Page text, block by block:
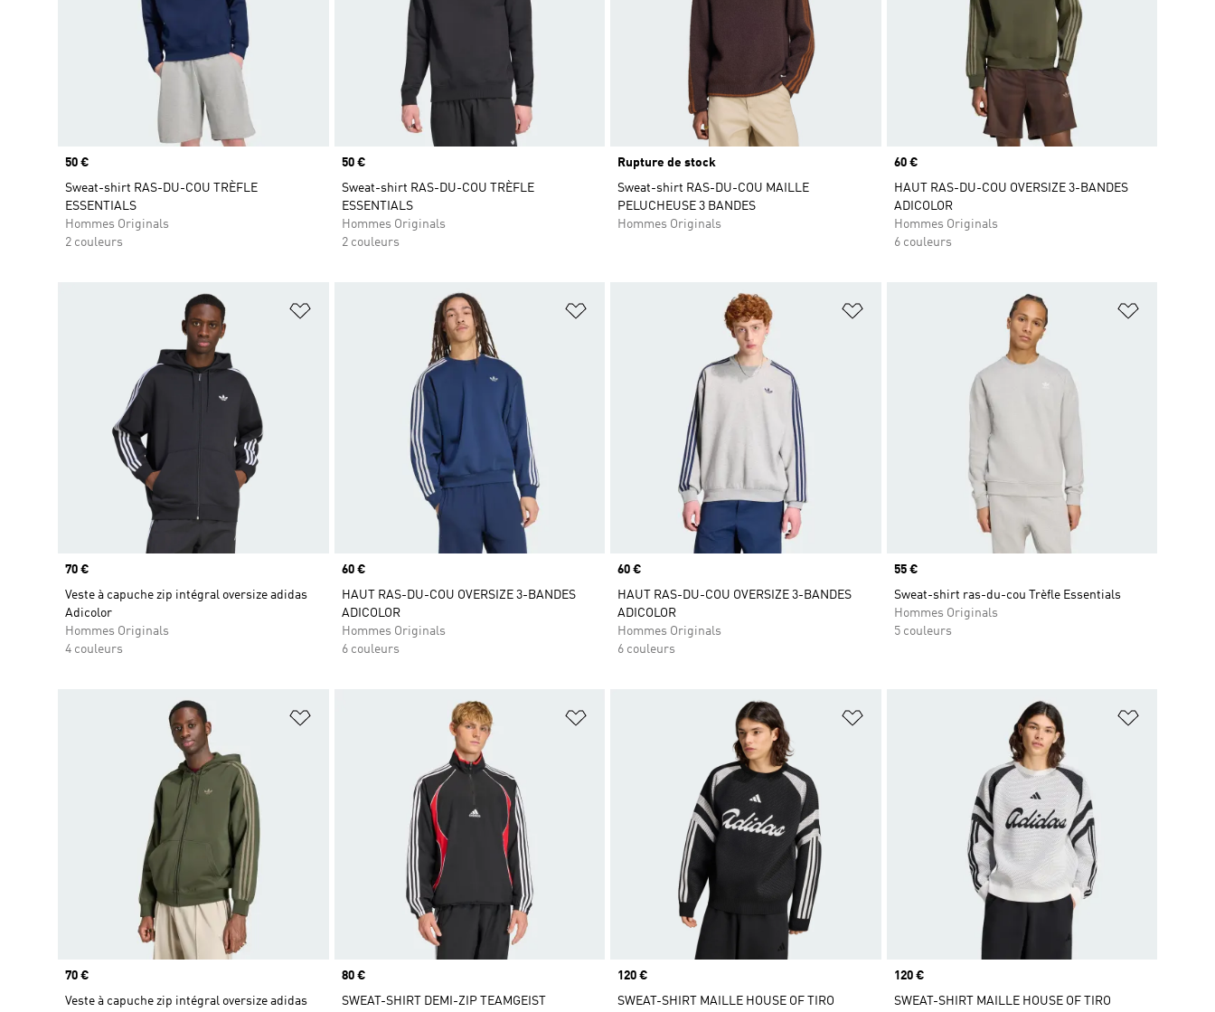
Prix
50 €
Sweat-shirt RAS-DU-COU TRÈFLE
ESSENTIALS
Hommes Originals
2 couleurs
Prix
50 €
Sweat-shirt RAS-DU-COU TRÈFLE
ESSENTIALS
Hommes Originals
2 couleurs
Rupture de stock
Sweat-shirt RAS-DU-COU MAILLE
PELUCHEUSE 3 BANDES
Hommes Originals
Prix
60 €
HAUT RAS-DU-COU OVERSIZE 3-BANDES
ADICOLOR
Hommes Originals
6 couleurs
Ajouter à la Liste de produits favoris
Prix
70 €
Veste à capuche zip intégral oversize adidas
Adicolor
Hommes Originals
4 couleurs
Ajouter à la Liste de produits favoris
Prix
60 €
HAUT RAS-DU-COU OVERSIZE 3-BANDES
ADICOLOR
Hommes Originals
6 couleurs
Ajouter à la Liste de produits favoris
Prix
60 €
HAUT RAS-DU-COU OVERSIZE 3-BANDES
ADICOLOR
Hommes Originals
6 couleurs
Prix
55 €
Sweat-shirt ras-du-cou Trèfle Essentials
Hommes Originals
5 couleurs
Ajouter à la Liste de produits favoris
Prix
70 €
Veste à capuche zip intégral oversize adidas
Ajouter à la Liste de produits favoris
Prix
80 €
SWEAT-SHIRT DEMI-ZIP TEAMGEIST
Ajouter à la Liste de produits favoris
Prix
120 €
SWEAT-SHIRT MAILLE HOUSE OF TIRO
Prix
120 €
SWEAT-SHIRT MAILLE HOUSE OF TIRO